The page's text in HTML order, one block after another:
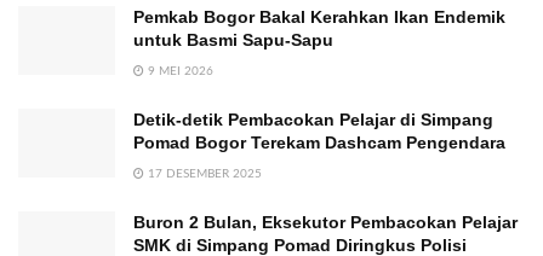
Pemkab Bogor Bakal Kerahkan Ikan Endemik
untuk Basmi Sapu-Sapu
9 MEI 2026
Detik-detik Pembacokan Pelajar di Simpang
Pomad Bogor Terekam Dashcam Pengendara
17 DESEMBER 2025
Buron 2 Bulan, Eksekutor Pembacokan Pelajar
SMK di Simpang Pomad Diringkus Polisi